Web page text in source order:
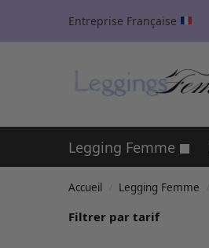
Entreprise Française
Legging Femme
Accueil Legging Femme
Filtrer par tarif